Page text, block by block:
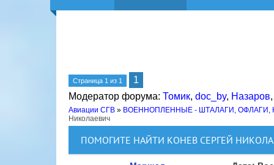
Страница 1 из 1
1
Модератор форума: Томик, doc_by, Назаров,
Авиации СГВ » ВОЕННОПЛЕННЫЕ - ШТАЛАГИ, ОФЛАГИ,
Николаевич
ПОМОГИТЕ НАЙТИ КОНЕВ СЕРГЕЙ